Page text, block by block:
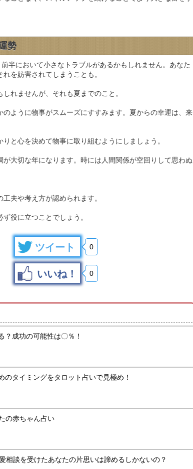
勢
半において小さなトラブルがあるかもしれません。あなた
を妨害されてしまうことも。
れませんが、それも夏までのこと。
のように物事がスムーズにすすみます。夏からの幸運は、来
と心を決めて物事に取り組むようにしましょう。
大切な年になります。時には人間関係が空回りして思わぬ
夫や考え方が認められます。
役に立つことでしょう。
ツイート 0
いいね！ 0
？成功の可能性は〇％！
のタイミングをタロット占いで見極め！
の赤ちゃん占い
相談を受けたあなたの片思いは諦めるしかないの？